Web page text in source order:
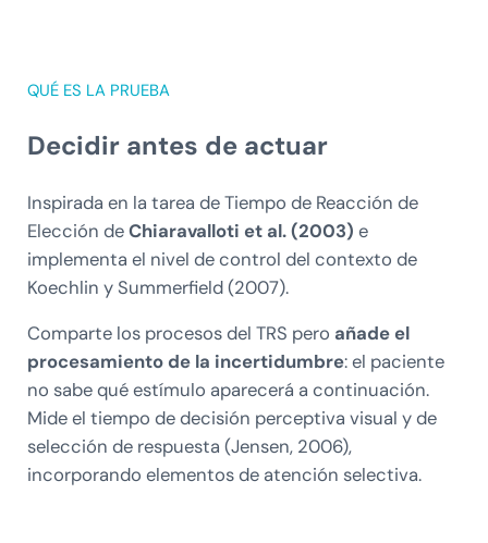
QUÉ ES LA PRUEBA
Decidir antes de actuar
Inspirada en la tarea de Tiempo de Reacción de
Elección deChiaravalloti et al. (2003) e
implementa el nivel de control del contexto de
Koechlin y Summerfield (2007).
Comparte los procesos del TRS pero añade el
procesamiento de la incertidumbre: el paciente
no sabe qué estímulo aparecerá a continuación.
Mide el tiempo de decisión perceptiva visual y de
selección de respuesta (Jensen, 2006),
incorporando elementos de atención selectiva.